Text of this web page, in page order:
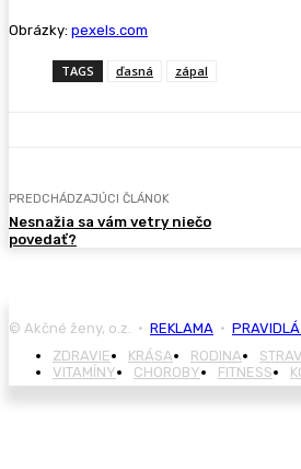
Obrázky: pexels.com
TAGS ďasná zápal
PREDCHÁDZAJÚCI ČLÁNOK
Nesnažia sa vám vetry niečo
povedať?
© Akčné ženy, o.z. • REKLAMA •
ZDRAVIE
KRÁSA RODINA
VITAMÍNY
CHOROBY FITNESS